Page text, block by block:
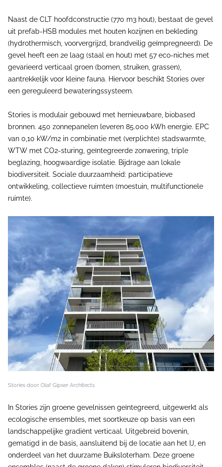
Naast de CLT hoofdconstructie (770 m3 hout), bestaat de gevel
uit prefab-HSB modules met houten kozijnen en bekleding
(hydrothermisch, voorvergrijzd, brandveilig geïmpregneerd). De
gevel heeft een 2e laag (staal en hout) met 57 eco-niches met
gevarieerd verticaal groen (bomen, struiken, grassen),
aantrekkelijk voor kleine fauna. Hiervoor beschikt Stories over
een gereguleerd bewateringssysteem.
Stories is modulair gebouwd met hernieuwbare, biobased
bronnen. 450 zonnepanelen leveren 85.000 kWh energie. EPC
van 0,10 kW/m2 in combinatie met (verplichte) stadswarmte,
WTW met CO2-sturing, geïntegreerde zonwering, triple
beglazing, hoogwaardige isolatie. Bijdrage aan lokale
biodiversiteit. Sociale duurzaamheid: participatieve
ontwikkeling, collectieve ruimten (moestuin, multifunctionele
ruimte).
Stories door Olaf Gipser Architects
In Stories zijn groene gevelnissen geïntegreerd, uitgewerkt als
ecologische ensembles, met soortkeuze op basis van een
landschappelijke gradiënt verticaal. Uitgebreid bovenin,
gematigd in de basis, aansluitend bij de locatie aan het IJ, en
onderdeel van het duurzame Buiksloterham. Deze groene